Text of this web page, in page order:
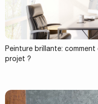
Peinture brillante:
projet ?